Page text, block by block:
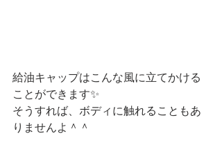
給油キャップはこんな風に立てかける
ことができます✨
そうすれば、ボディに触れることもあ
りませんよ＾＾